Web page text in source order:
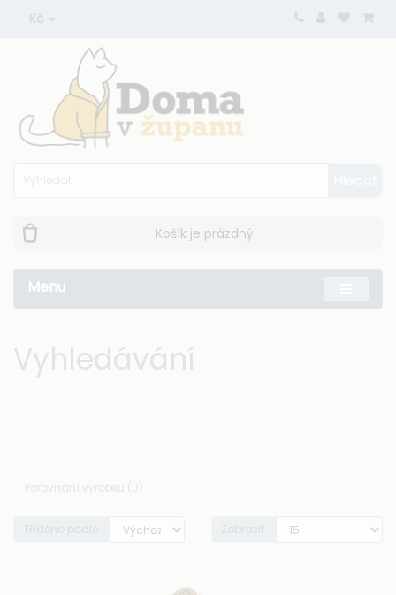
Kč
Košík je prázdný
Menu
Vyhledávání
Porovnání výrobku (0)